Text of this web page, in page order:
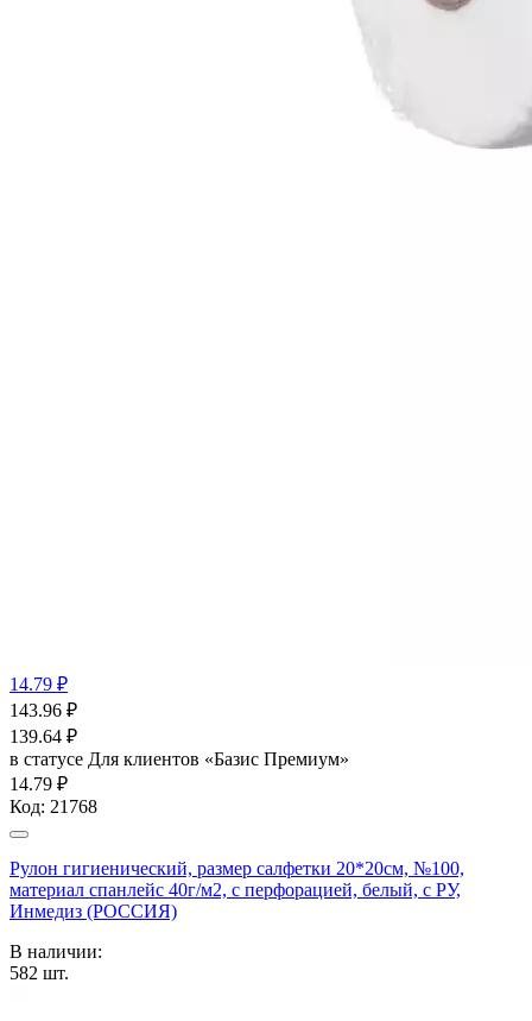
14.79 ₽
143.96 ₽
139.64 ₽
в статусе Для клиентов «Базис Премиум»
14.79 ₽
Код: 21768
Рулон гигиенический, размер салфетки 20*20см, №100,
материал спанлейс 40г/м2, с перфорацией, белый, с РУ,
Инмедиз (РОССИЯ)
В наличии:
582 шт.